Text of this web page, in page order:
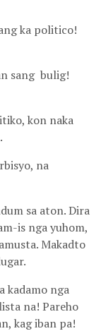
ka politico!
sang bulig!
kon naka
na
sa aton. Dira
is nga yuhom,
Makadto
kadamo nga
na! Pareho
kag iban pa!